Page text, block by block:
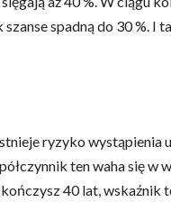
spadną do 30 %. I
ryzyko wystąpienia
ten waha się w
40 lat, wskaźnik